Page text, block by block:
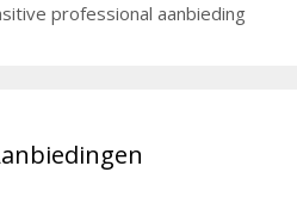
professional aanbieding